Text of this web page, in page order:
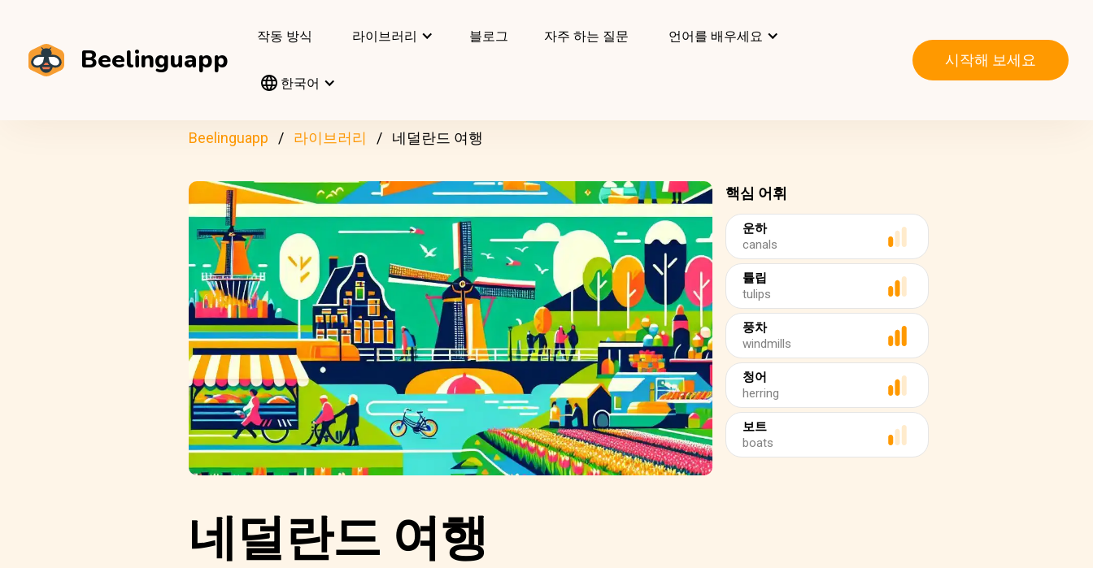
Beelinguapp
작동 방식 라이브러리 블로그 자주 하는 질문 언어를 배우세요
한국어
시작해 보세요
Beelinguapp 라이브러리 네덜란드 여행
핵심 어휘
운하
canals
튤립
tulips
풍차
windmills
청어
herring
보트
boats
네덜란드 여행